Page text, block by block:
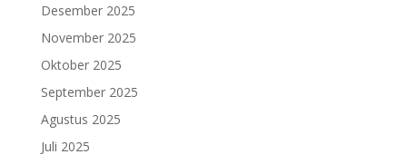
Desember 2025
November 2025
Oktober 2025
September 2025
Agustus 2025
Juli 2025